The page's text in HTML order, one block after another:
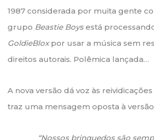
1987 considerada por muita gente
grupo Beastie Boysestá
GoldieBloxpor usar a música sem
direitos autorais. Polêmica lançada…
A nova versão dá voz às
traz uma mensagem oposta à
“Nossos brinquedos são